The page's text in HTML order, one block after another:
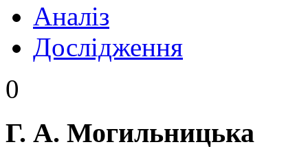
Аналіз
Дослідження
0
Г. А. Могильницька